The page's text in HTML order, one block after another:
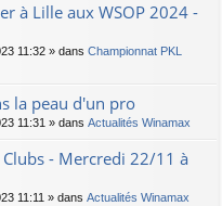
à Lille aux WSOP 2024 -
11:32 » dans Championnat PKL
la peau d'un pro
11:31 » dans Actualités Winamax
- Mercredi 22/11 à
11:11 » dans Actualités Winamax